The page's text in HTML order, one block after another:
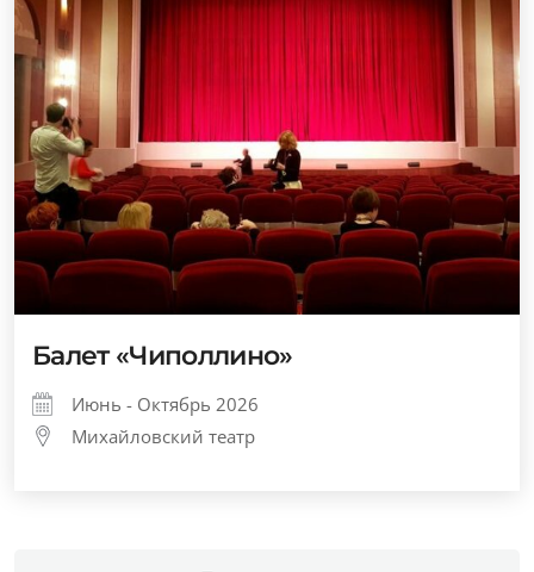
Балет «Чиполлино»
Июнь - Октябрь 2026
Михайловский театр